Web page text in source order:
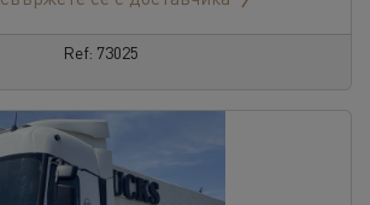
Ref: 73025